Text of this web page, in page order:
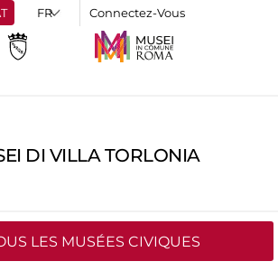
Connectez-Vous
DI VILLA TORLONIA
LES MUSÉES CIVIQUES